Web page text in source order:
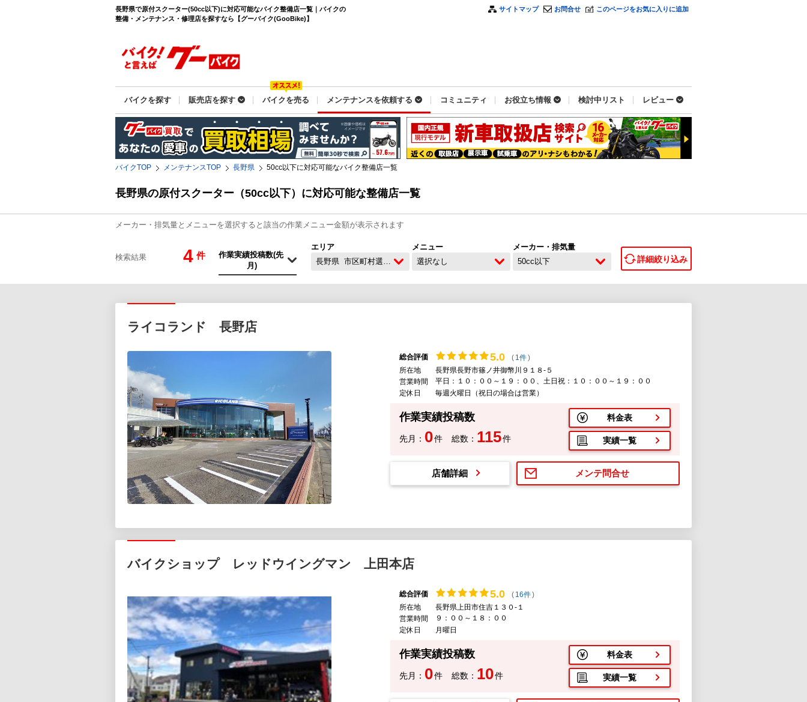
長野県で原付スクーター(50cc以下)に対応可能なバイク整備店一覧｜バイクの
整備・メンテナンス・修理店を探すなら【グーバイク(GooBike)】
サイトマップ お問合せ このページをお気に入りに追加
バイクを探す 販売店を探す バイクを売る メンテナンスを依頼する コミュニティ お役立ち情報 検討中リスト レビュー
バイクTOP メンテナンスTOP 長野県 50cc以下に対応可能なバイク整備店一覧
長野県の原付スクーター（50cc以下）に対応可能な整備店一覧
メーカー・排気量とメニューを選択すると該当の作業メニュー金額が表示されます
検索結果 4 件
エリア
長野県 市区町村選択なし
メニュー
選択なし
メーカー・排気量
50cc以下
詳細絞り込み
ライコランド 長野店
総合評価 5.0 ( 1件)
所在地
長野県長野市篠ノ井御幣川９１８-５
営業時間
平日：１０：００～１９：００、土日祝：１０：００～１９：００
定休日
毎週火曜日（祝日の場合は営業）
作業実績投稿数
先月： 0件 総数： 115件
料金表
実績一覧
メンテ問合せ
店舗詳細
バイクショップ レッドウイングマン 上田本店
総合評価 5.0 ( 16件)
所在地
長野県上田市住吉１３０-１
営業時間
９：００～１８：００
定休日
月曜日
作業実績投稿数
先月： 0件 総数： 10件
料金表
実績一覧